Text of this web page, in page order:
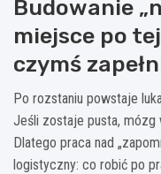
Budowanie
miejsce po
czymś
Po rozstaniu powstaje
Jeśli zostaje pusta, mózg
Dlatego praca nad
logistyczny: co robić po